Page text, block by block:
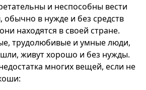
и неспособны вести
обычно в нужде и без средств
находятся в своей стране.
трудолюбивые и умные люди,
живут хорошо и без нужды.
многих вещей, если не